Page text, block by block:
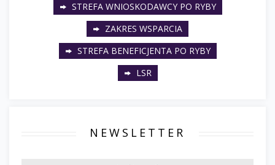
STREFA WNIOSKODAWCY PO RYBY
ZAKRES WSPARCIA
STREFA BENEFICJENTA PO RYBY
LSR
NEWSLETTER